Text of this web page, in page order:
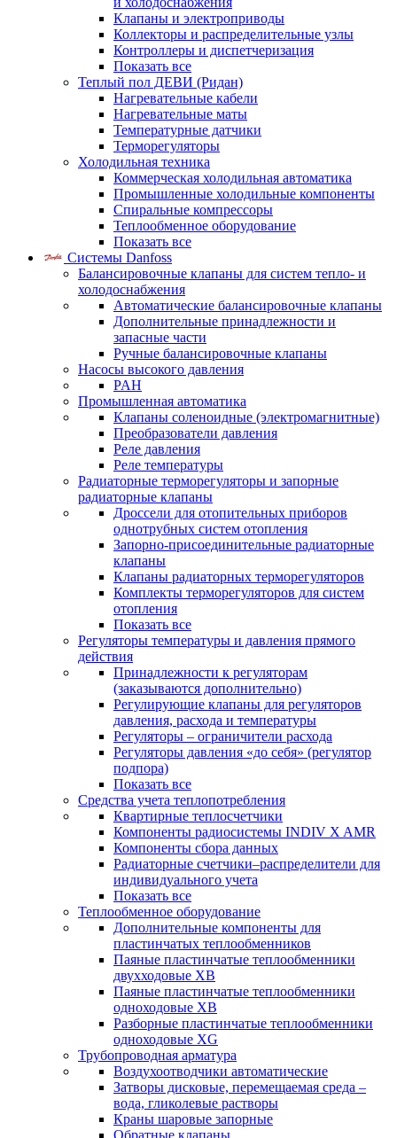
Клапаны и электроприводы
Коллекторы и распределительные узлы
Контроллеры и диспетчеризация
Показать все
Теплый пол ДЕВИ (Ридан)
Нагревательные кабели
Нагревательные маты
Температурные датчики
Терморегуляторы
Холодильная техника
Коммерческая холодильная автоматика
Промышленные холодильные компоненты
Спиральные компрессоры
Теплообменное оборудование
Показать все
Системы Danfoss
Балансировочные клапаны для систем тепло- и
холодоснабжения
Автоматические балансировочные клапаны
Дополнительные принадлежности и
запасные части
Ручные балансировочные клапаны
Насосы высокого давления
PAH
Промышленная автоматика
Клапаны соленоидные (электромагнитные)
Преобразователи давления
Реле давления
Реле температуры
Радиаторные терморегуляторы и запорные
радиаторные клапаны
Дроссели для отопительных приборов
однотрубных систем отопления
Запорно-присоединительные радиаторные
клапаны
Клапаны радиаторных терморегуляторов
Комплекты терморегуляторов для систем
отопления
Показать все
Регуляторы температуры и давления прямого
действия
Принадлежности к регуляторам
(заказываются дополнительно)
Регулирующие клапаны для регуляторов
давления, расхода и температуры
Регуляторы – ограничители расхода
Регуляторы давления «до себя» (регулятор
подпора)
Показать все
Средства учета теплопотребления
Квартирные теплосчетчики
Компоненты радиосистемы INDIV X AMR
Компоненты сбора данных
Радиаторные счетчики–распределители для
индивидуального учета
Показать все
Теплообменное оборудование
Дополнительные компоненты для
пластинчатых теплообменников
Паяные пластинчатые теплообменники
двухходовые XB
Паяные пластинчатые теплообменники
одноходовые ХВ
Разборные пластинчатые теплообменники
одноходовые ХG
Трубопроводная арматура
Воздухоотводчики автоматические
Затворы дисковые, перемещаемая среда –
вода, гликолевые растворы
Краны шаровые запорные
Обратные клапаны